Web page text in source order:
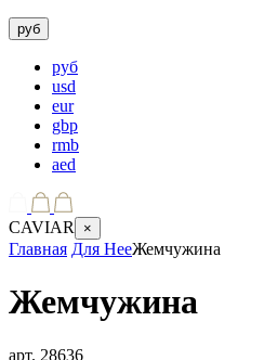
руб
руб
usd
eur
gbp
rmb
aed
CAVIAR ×
Главная Для НееЖемчужина
Жемчужина
арт. 28636